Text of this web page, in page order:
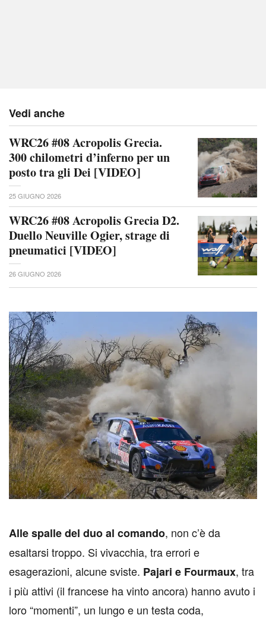
Vedi anche
WRC26 #08 Acropolis Grecia.
300 chilometri d’inferno per un
posto tra gli Dei [VIDEO]
25 GIUGNO 2026
WRC26 #08 Acropolis Grecia D2.
Duello Neuville Ogier, strage di
pneumatici [VIDEO]
26 GIUGNO 2026
Alle spalle del duo al comando, non c’è da
esaltarsi troppo. Si vivacchia, tra errori e
esagerazioni, alcune sviste. Pajari e Fourmaux, tra
i più attivi (il francese ha vinto ancora) hanno avuto i
loro “momenti”, un lungo e un testa coda,